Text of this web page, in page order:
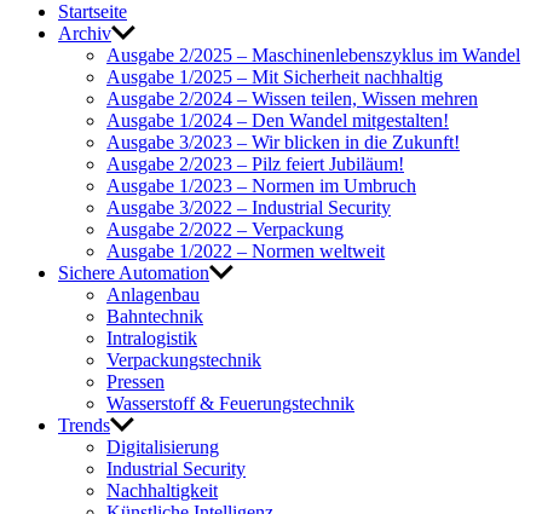
Start­seite
Archiv
Ausgabe 2/2025 – Maschi­nen­le­bens­zy­klus im Wandel
Ausgabe 1/2025 – Mit Sicher­heit nach­haltig
Ausgabe 2/2024 – Wissen teilen, Wissen mehren
Ausgabe 1/2024 – Den Wandel mitge­stalten!
Ausgabe 3/2023 – Wir blicken in die Zukunft!
Ausgabe 2/2023 – Pilz feiert Jubi­läum!
Ausgabe 1/2023 – Normen im Umbruch
Ausgabe 3/2022 – Indus­trial Security
Ausgabe 2/2022 – Verpa­ckung
Ausgabe 1/2022 – Normen welt­weit
Sichere Auto­ma­tion
Anla­genbau
Bahn­technik
Intra­lo­gistik
Verpa­ckungs­technik
Pressen
Wasser­stoff & Feue­rungs­technik
Trends
Digi­ta­li­sie­rung
Indus­trial Security
Nach­hal­tig­keit